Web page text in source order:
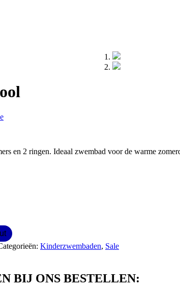
en 2 ringen. Ideaal zwembad voor de warme
Kinderzwembaden, Sale
BIJ ONS BESTELLEN: